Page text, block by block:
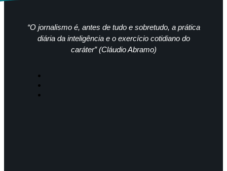
“O jornalismo é, antes de tudo e sobretudo, a prática
diária da inteligência e o exercício cotidiano do
caráter” (Cláudio Abramo)